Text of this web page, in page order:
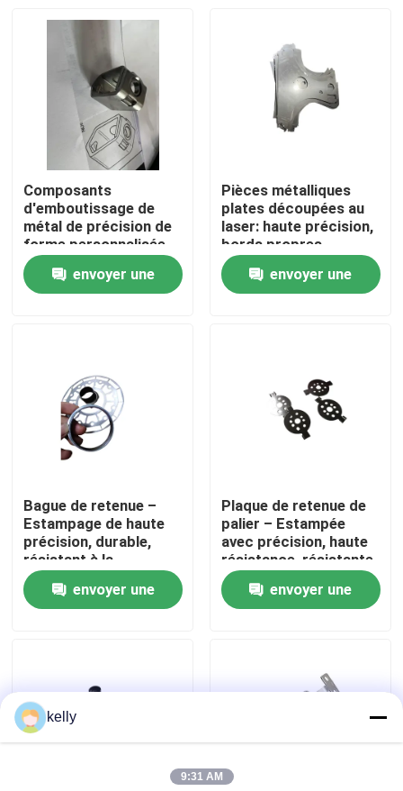
Maison
Vidéos
VR Show
Au sujet de nous
Visite d'usine
Contrôle de qualité
Nouvelles
Composants
d'emboutissage de
métal de précision de
forme personnalisée
offrant des solutions
durables pour les
applications
industrielles
envoyer une
Pièces métalliques
plates découpées au
laser: haute précision,
bords propres,
personnalisables,
durablesenvoyer une
Bague de retenue –
Estampage de haute
précision, durable,
résistant à la
corrosion,
personnalisable
envoyer une
Plaque de retenue de
palier – Estampée
avec précision, haute
résistance, résistante
à la corrosion, OEM
personnaliséenvoyer une
kelly
9:31 AM